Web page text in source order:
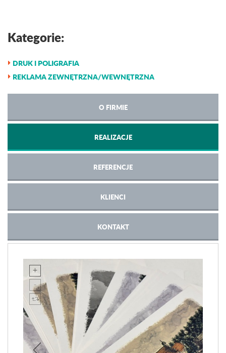
Kategorie:
DRUK I POLIGRAFIA
REKLAMA ZEWNĘTRZNA/WEWNĘTRZNA
O FIRMIE
REALIZACJE
REFERENCJE
KLIENCI
KONTAKT